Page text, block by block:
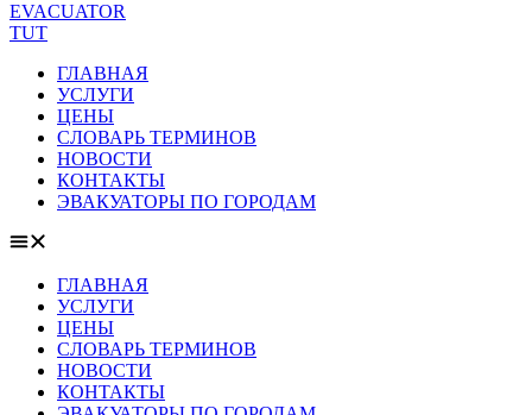
EVACUATOR
TUT
ГЛАВНАЯ
УСЛУГИ
ЦЕНЫ
СЛОВАРЬ ТЕРМИНОВ
НОВОСТИ
КОНТАКТЫ
ЭВАКУАТОРЫ ПО ГОРОДАМ
ГЛАВНАЯ
УСЛУГИ
ЦЕНЫ
СЛОВАРЬ ТЕРМИНОВ
НОВОСТИ
КОНТАКТЫ